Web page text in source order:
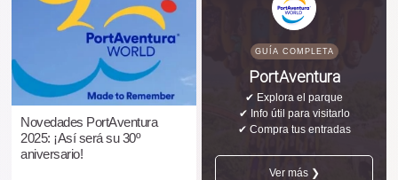
Novedades PortAventura
2025: ¡Así será su 30º
aniversario!
GUÍA COMPLETA
PortAventura
✔ Explora el parque
✔ Info útil para visitarlo
✔ Compra tus entradas
Ver más ❯